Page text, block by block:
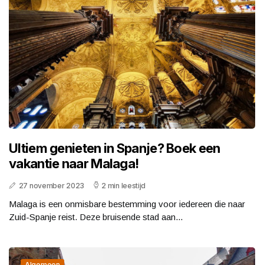
Ultiem genieten in Spanje? Boek een
vakantie naar Malaga!
27 november 2023 2 min leestijd
Malaga is een onmisbare bestemming voor iedereen die naar
Zuid-Spanje reist. Deze bruisende stad aan...